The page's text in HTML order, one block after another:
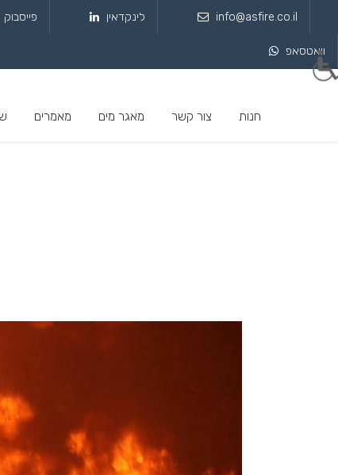
פייסבוק לינקדאין info@asfire.co.il
וואטסאפ
מאמרים מאגר מים צור קשר חנות